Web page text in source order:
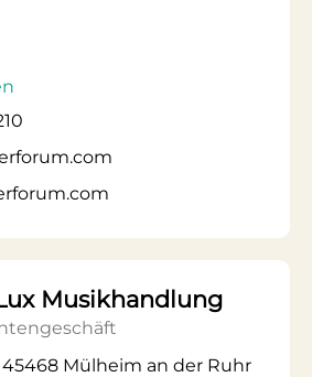
Musikhandlung
45468 Mülheim an der Ruhr